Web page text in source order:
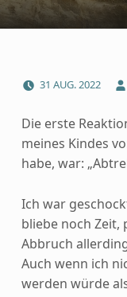
31 AUG.2022
Die erste
meines Kindes
habe, war:
Ich war
bliebe noch
Abbruch
Auch wenn ich
werden würde